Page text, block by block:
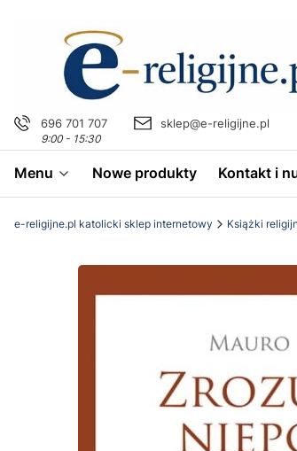
696 701 707
9:00 - 15:30
sklep@e-religijne.pl
Menu Nowe produkty Kontakt i
e-religijne.pl katolicki sklep internetowy Książki